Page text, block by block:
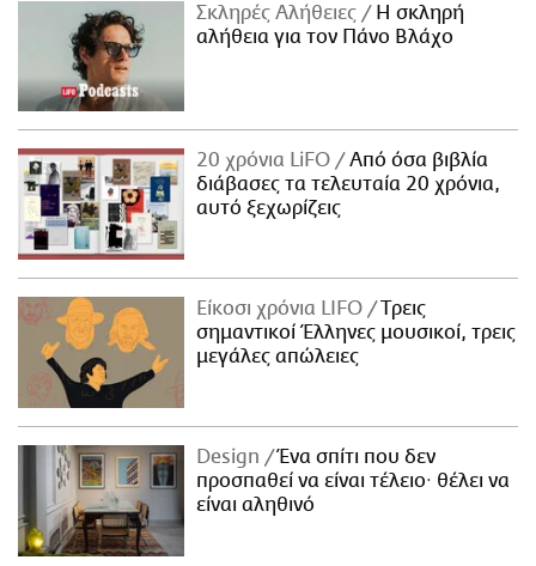
Σκληρές Αλήθειες
H σκληρή
αλήθεια για τον Πάνο Βλάχο
20 χρόνια LiFO
Από όσα βιβλία
διάβασες τα τελευταία 20 χρόνια,
αυτό ξεχωρίζεις
Είκοσι χρόνια LIFO
Tρεις
σημαντικοί Έλληνες μουσικοί, τρεις
μεγάλες απώλειες
Design
Ένα σπίτι που δεν
προσπαθεί να είναι τέλειο· θέλει να
είναι αληθινό